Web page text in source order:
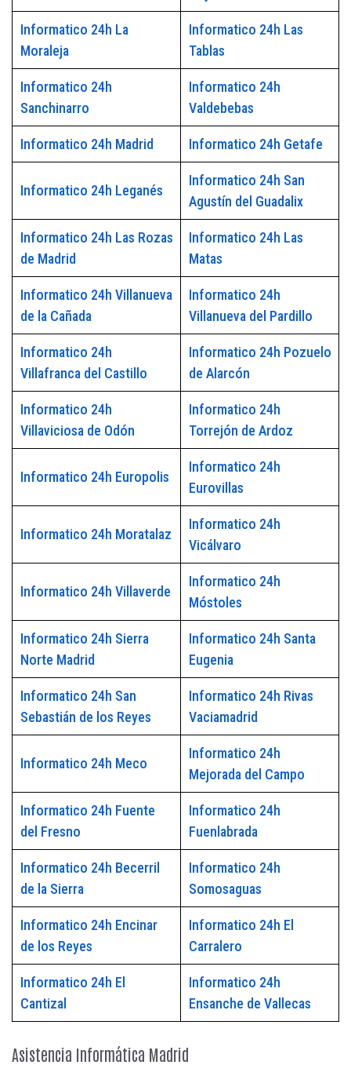
Informatico 24h La
Moraleja
Informatico 24h Las
Tablas
Informatico 24h
Sanchinarro
Informatico 24h
Valdebebas
Informatico 24h Madrid Informatico 24h Getafe
Informatico 24h Leganés
Informatico 24h San
Agustín del Guadalix
Informatico 24h Las Rozas
de Madrid
Informatico 24h Las
Matas
Informatico 24h Villanueva
de la Cañada
Informatico 24h
Villanueva del Pardillo
Informatico 24h
Villafranca del Castillo
Informatico 24h Pozuelo
de Alarcón
Informatico 24h
Villaviciosa de Odón
Informatico 24h
Torrejón de Ardoz
Informatico 24h Europolis
Informatico 24h
Eurovillas
Informatico 24h Moratalaz
Informatico 24h
Vicálvaro
Informatico 24h Villaverde
Informatico 24h
Móstoles
Informatico 24h Sierra
Norte Madrid
Informatico 24h Santa
Eugenia
Informatico 24h San
Sebastián de los Reyes
Informatico 24h Rivas
Vaciamadrid
Informatico 24h Meco
Informatico 24h
Mejorada del Campo
Informatico 24h Fuente
del Fresno
Informatico 24h
Fuenlabrada
Informatico 24h Becerril
de la Sierra
Informatico 24h
Somosaguas
Informatico 24h Encinar
de los Reyes
Informatico 24h El
Carralero
Informatico 24h El
Cantizal
Informatico 24h
Ensanche de Vallecas
Asistencia Informática Madrid